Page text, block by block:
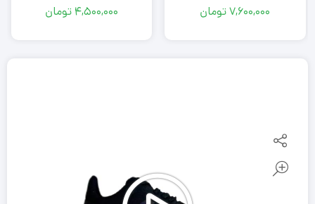
7,600,000تومان 4,500,000 تومان